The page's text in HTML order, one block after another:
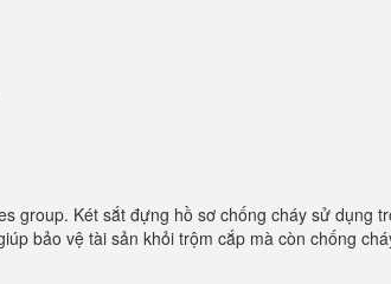
group. Két sắt đựng hồ sơ chống cháy sử dụng
bảo vệ tài sản khỏi trộm cắp mà còn chống